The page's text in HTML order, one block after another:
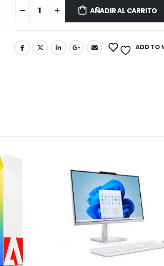
AÑADIR AL CARRITO
ADD TO
COMPUTADORAS